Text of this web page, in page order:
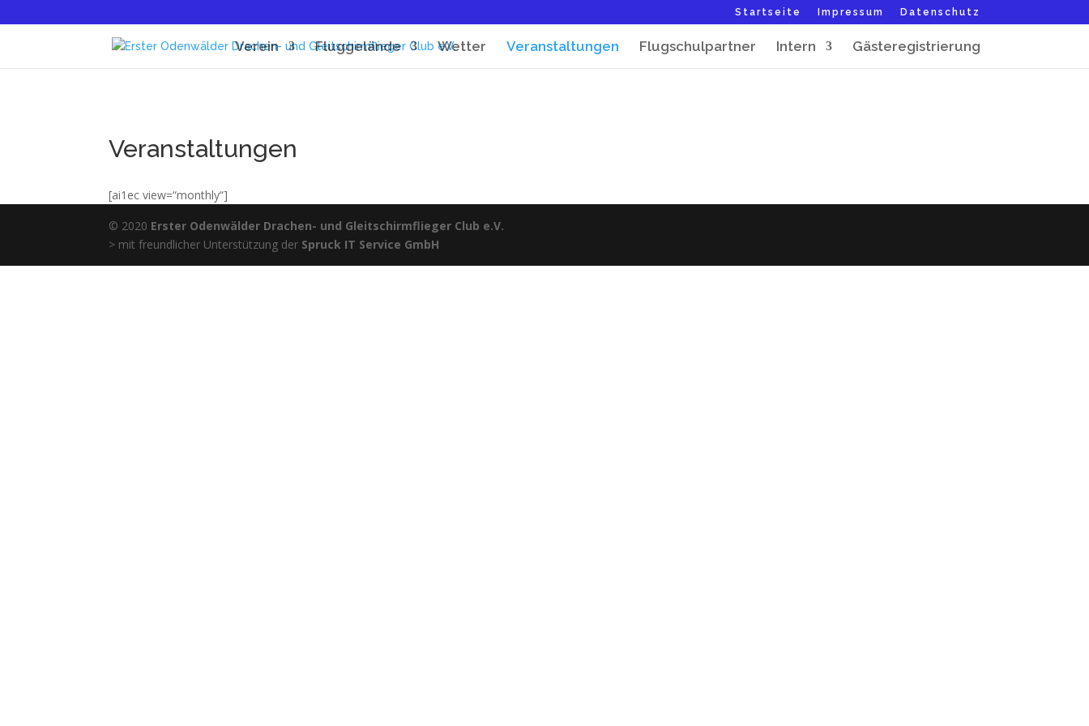
Startseite Impressum Datenschutz
Verein Fluggelände Wetter Veranstaltungen Flugschulpartner Intern Gästeregistrierung
Veranstaltungen
[ai1ec view=“monthly“]
© 2020 Erster Odenwälder Drachen- und Gleitschirmflieger Club e.V.
> mit freundlicher Unterstützung der Spruck IT Service GmbH